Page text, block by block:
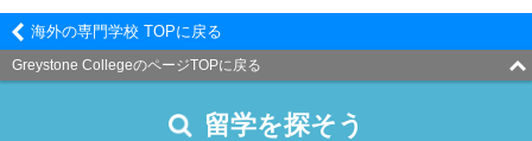
海外の専門学校 TOPに戻る
Greystone CollegeのページTOPに戻る
留学を探そう